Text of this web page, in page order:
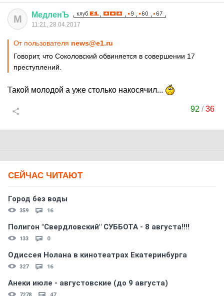
М МедленЪ
11:21, 28.04.2017
От пользователя news@e1.ru
Говорит, что Соколовский обвиняется в совершении 17
преступлений.
Такой молодой а уже столько накосячил...
92 /36
СЕЙЧАС ЧИТАЮТ
Город без воды
359 16
Полигон "Свердловский" СУББОТА - 8 августа!!!!
133 0
Одиссея Нолана в кинотеатрах Екатеринбурга
327 16
Анеки июле - августовские (до 9 августа)